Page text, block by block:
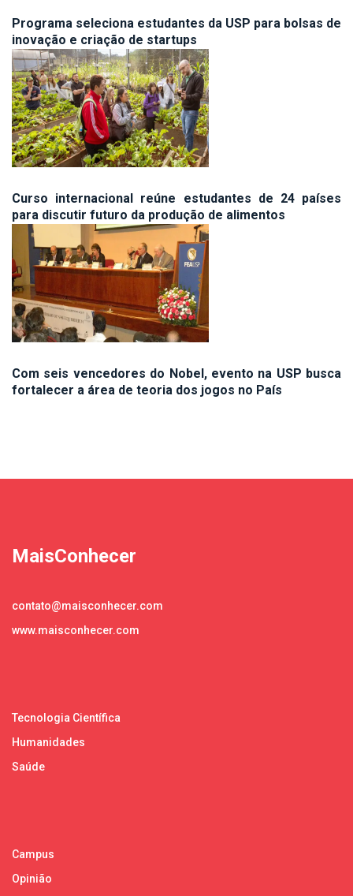
Programa seleciona estudantes da USP para bolsas de
inovação e criação de startups
Curso internacional reúne estudantes de 24 países
para discutir futuro da produção de alimentos
Com seis vencedores do Nobel, evento na USP busca
fortalecer a área de teoria dos jogos no País
MaisConhecer
contato@maisconhecer.com
www.maisconhecer.com
Tecnologia Científica
Humanidades
Saúde
Campus
Opinião